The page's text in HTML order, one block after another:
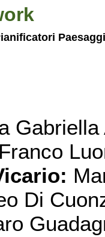
Gabriella
Franco
Di